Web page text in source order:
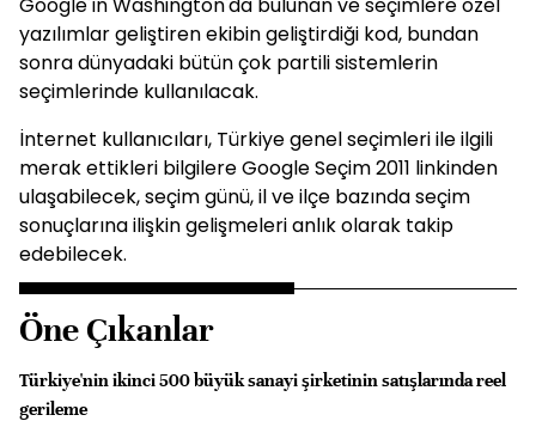
yazılımlar geliştiren ekibin geliştirdiği kod, bundan
sonra dünyadaki bütün çok partili sistemlerin
seçimlerinde kullanılacak.
İnternet kullanıcıları, Türkiye genel seçimleri ile ilgili
merak ettikleri bilgilere Google Seçim 2011 linkinden
ulaşabilecek, seçim günü, il ve ilçe bazında seçim
sonuçlarına ilişkin gelişmeleri anlık olarak takip
edebilecek.
Öne Çıkanlar
Türkiye'nin ikinci 500 büyük sanayi şirketinin satışlarında reel
gerileme